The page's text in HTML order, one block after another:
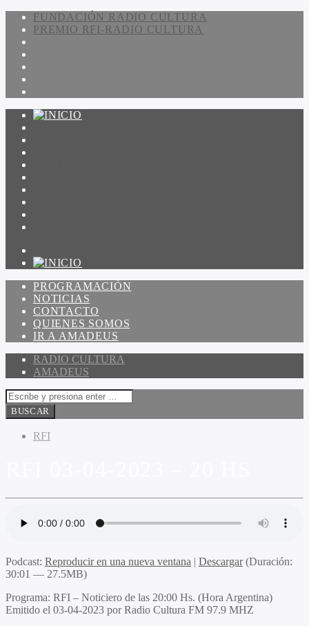
FUNDACIÓN RADIO CULTURA
PREMIO RFI-RADIO CULTURA
PROGRAMACIÓN
NOTICIAS
CONTACTO
QUIENES SOMOS
IR A AMADEUS
RADIO CULTURA
AMADEUS
RFI
Podcast: Reproducir en una nueva ventana | Descargar(Duración:
30:01 — 27.5MB)
Programa: RFI – Noticiero de las 20:00 Hs. (Hora Argentina)
Emitido el 03-04-2023 por Radio Cultura FM 97.9 MHZ